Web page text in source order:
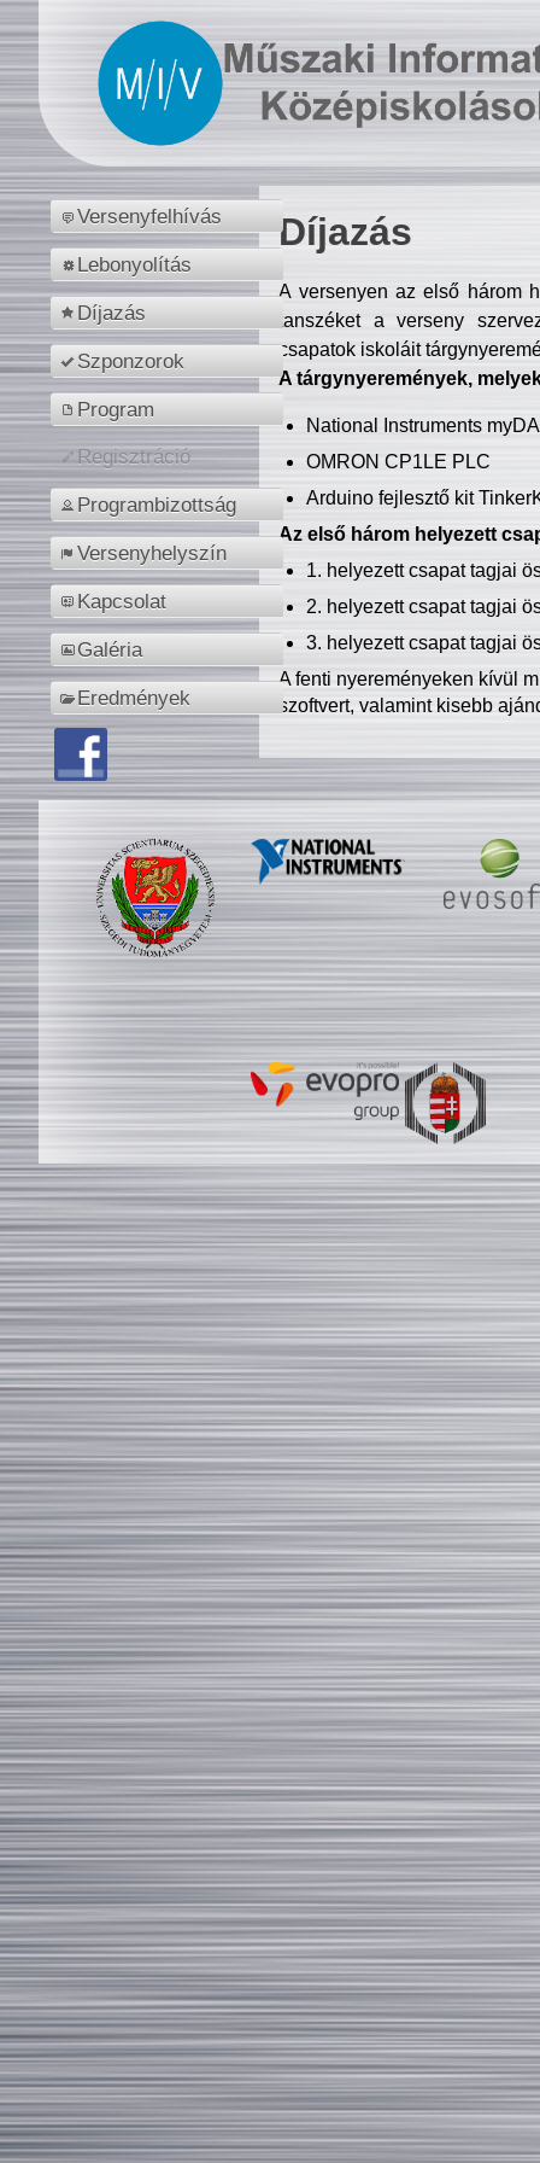
Versenyfelhívás
Lebonyolítás
Díjazás
Szponzorok
Program
Regisztráció
Programbizottság
Versenyhelyszín
Kapcsolat
Galéria
Eredmények
Díjazás
A versenyen az első három
tanszéket a verseny
csapatok iskoláit
A tárgynyeremények,
National Instruments
OMRON CP1LE PLC
Arduino fejlesztő kit
Az első három helyezett
1. helyezett csapat tagjai
2. helyezett csapat tagjai
3. helyezett csapat tagjai
A fenti nyereményeken kívül
szoftvert, valamint kisebb